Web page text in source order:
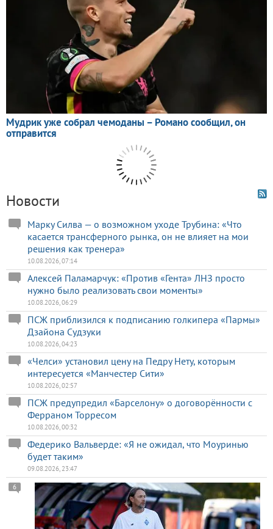
Новости
Марку Силва — о возможном уходе Трубина: «Что
касается трансферного рынка, он не влияет на мои
решения как тренера»
10.08.2026, 07:14
Алексей Паламарчук: «Против «Гента» ЛНЗ просто
нужно было реализовать свои моменты»
10.08.2026, 06:29
ПСЖ приблизился к подписанию голкипера «Пармы»
Дзайона Судзуки
10.08.2026, 04:23
«Челси» установил цену на Педру Нету, которым
интересуется «Манчестер Сити»
10.08.2026, 02:57
ПСЖ предупредил «Барселону» о договорённости с
Ферраном Торресом
10.08.2026, 00:32
Федерико Вальверде: «Я не ожидал, что Моуринью
будет таким»
09.08.2026, 23:47
6